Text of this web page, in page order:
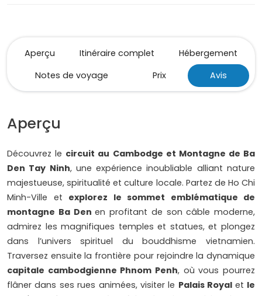
Aperçu Itinéraire complet
Hébergement
Notes de voyage
Prix Avis
Aperçu
Découvrez le circuit au Cambodge et Montagne de Ba
Den Tay Ninh, une expérience inoubliable alliant nature
majestueuse, spiritualité et culture locale. Partez de Ho Chi
Minh-Ville et explorez le sommet emblématique de
montagne Ba Denen profitant de son câble moderne,
admirez les magnifiques temples et statues, et plongez
dans l’univers spirituel du bouddhisme vietnamien.
Traversez ensuite la frontière pour rejoindre la dynamique
capitale cambodgienne Phnom Penh, où vous pourrez
flâner dans ses rues animées, visiter le Palais Royal et le